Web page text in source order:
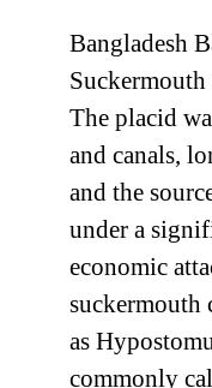
Bangladesh
The placid
and canals,
and the
under a
economic
as
commonly